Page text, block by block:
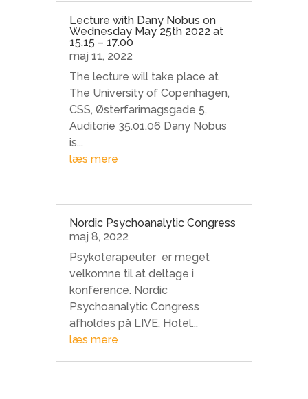
Lecture with Dany Nobus on
Wednesday May 25th 2022 at
15.15 – 17.00
maj 11, 2022
The lecture will take place at
The University of Copenhagen,
CSS, Østerfarimagsgade 5,
Auditorie 35.01.06 Dany Nobus
is...
læs mere
Nordic Psychoanalytic Congress
maj 8, 2022
Psykoterapeuter er meget
velkomne til at deltage i
konference. Nordic
Psychoanalytic Congress
afholdes på LIVE, Hotel...
læs mere